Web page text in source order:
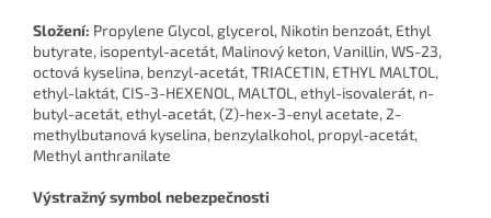
Složení: Propylene Glycol, glycerol, Nikotin benzoát, Ethyl
butyrate, isopentyl-acetát, Malinový keton, Vanillin, WS-23,
octová kyselina, benzyl-acetát, TRIACETIN, ETHYL MALTOL,
ethyl-laktát, CIS-3-HEXENOL, MALTOL, ethyl-isovalerát, n-
butyl-acetát, ethyl-acetát, (Z)-hex-3-enyl acetate, 2-
methylbutanová kyselina, benzylalkohol, propyl-acetát,
Methyl anthranilate
Výstražný symbol nebezpečnosti